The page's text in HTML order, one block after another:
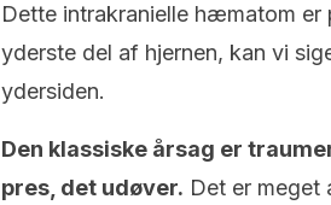
Dette intrakranielle hæmatom er
yderste del af hjernen, kan vi
ydersiden.
Den klassiske årsag er
pres, det udøver. Det er meget